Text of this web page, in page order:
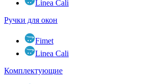
Linea Cali
Ручки для окон
Fimet
Linea Cali
Комплектующие